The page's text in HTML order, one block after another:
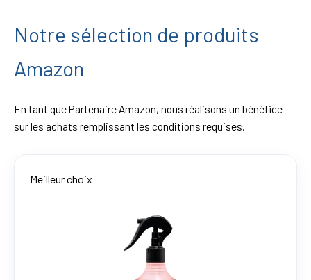
Notre sélection de produits
Amazon
En tant que Partenaire Amazon, nous réalisons un bénéfice
sur les achats remplissant les conditions requises.
Meilleur choix